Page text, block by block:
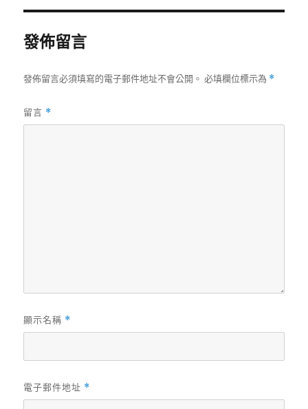
發佈留言
發佈留言必須填寫的電子郵件地址不會公開。 必填欄位標示為 *
留言 *
顯示名稱 *
電子郵件地址 *